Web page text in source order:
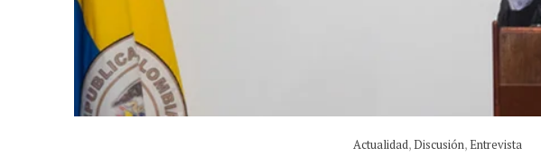
Actualidad,Discusión,Entrevista